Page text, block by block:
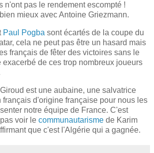
n'ont pas le rendement escompté !
mieux avec Antoine Griezmann.
Paul Pogba sont écartés de la coupe du
cela ne peut pas être un hasard mais
français de fêter des victoires sans le
exacerbé de ces trop nombreux joueurs
est une aubaine, une salvatrice
français d'origine française pour nous les
notre équipe de France. C'est
voir le communautarisme de Karim
que c'est l'Algérie qui a gagnée.